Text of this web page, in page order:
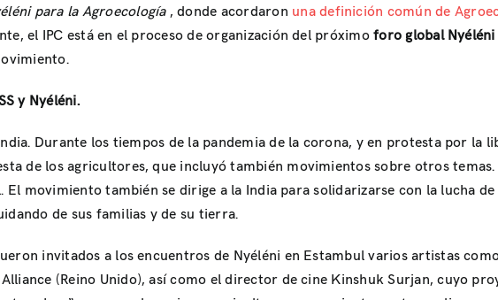
para la Agroecología , donde acordaron una definición común de
el IPC está en el proceso de organización del próximoforo global
y Nyéléni.
Durante los tiempos de la pandemia de la corona, y en protesta por la
de los agricultores, que incluyó también movimientos sobre otros temas.
movimiento también se dirige a la India para solidarizarse con la lucha
de sus familias y de su tierra.
invitados a los encuentros de Nyéléni en Estambul varios artistas
(Reino Unido), así como el director de cine Kinshuk Surjan, cuyo